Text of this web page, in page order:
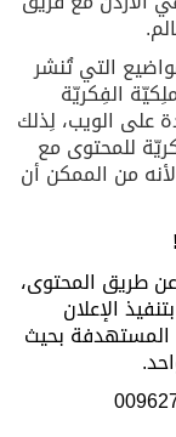
التي تُنشر
الفِكريّة
على الويب، لِذلك
للمحتوى مع
من الممكن أن
عن طريق المحتوى،
الإعلان
المستهدفة بحيث